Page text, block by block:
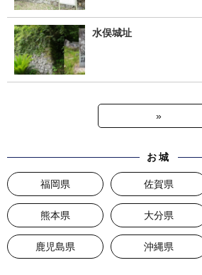
水俣城址
»
お城
福岡県 佐賀県
熊本県 大分県
鹿児島県 沖縄県